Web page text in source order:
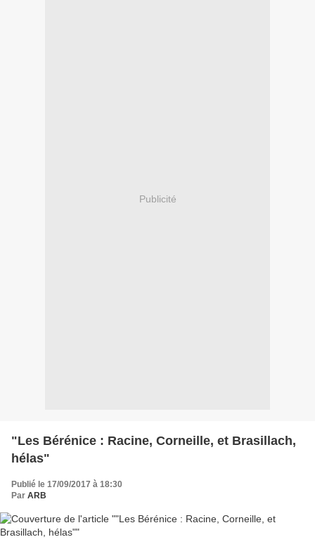
Publicité
"Les Bérénice : Racine, Corneille, et Brasillach,
hélas"
Publié le 17/09/2017 à 18:30
Par ARB